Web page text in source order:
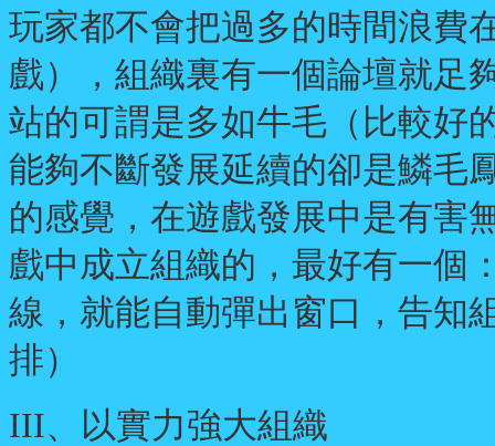
玩家都不會把過多的時間浪費
戲），組織裏有一個論壇就足
站的可謂是多如牛毛（比較好
能夠不斷發展延續的卻是鱗毛
的感覺，在遊戲發展中是有害
戲中成立組織的，最好有一個
線，就能自動彈出窗口，告知
排）
III、以實力強大組織